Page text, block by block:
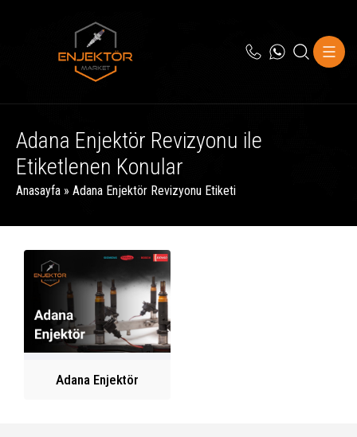
Adana Enjektör Revizyonu ile
Etiketlenen Konular
Anasayfa » Adana Enjektör Revizyonu Etiketi
Adana Enjektör